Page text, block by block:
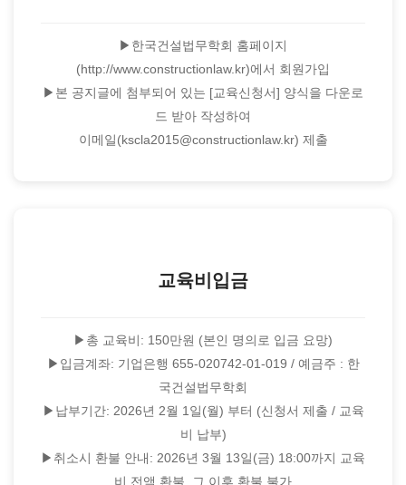
▶한국건설법무학회 홈페이지
(http://www.constructionlaw.kr)에서 회원가입
▶본 공지글에 첨부되어 있는 [교육신청서] 양식을 다운로
드 받아 작성하여
이메일(kscla2015@constructionlaw.kr) 제출
교육비입금
▶총 교육비: 150만원 (본인 명의로 입금 요망)
▶입금계좌: 기업은행 655-020742-01-019 / 예금주 : 한
국건설법무학회
▶납부기간: 2026년 2월 1일(월) 부터 (신청서 제출 / 교육
비 납부)
▶취소시 환불 안내: 2026년 3월 13일(금) 18:00까지 교육
비 전액 환불, 그 이후 환불 불가